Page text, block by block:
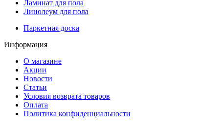
Ламинат для пола
Линолеум для пола
Паркетная доска
Информация
О магазине
Акции
Новости
Статьи
Условия возврата товаров
Оплата
Политика конфиденциальности